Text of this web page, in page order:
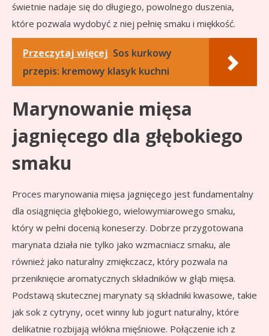
świetnie nadaje się do długiego, powolnego duszenia,
które pozwala wydobyć z niej pełnię smaku i miękkość.
Przeczytaj więcej Sos kurkowy
przepis: kremowy klasyk kuchni
Marynowanie mięsa
jagnięcego dla głębokiego
smaku
Proces marynowania mięsa jagnięcego jest fundamentalny
dla osiągnięcia głębokiego, wielowymiarowego smaku,
który w pełni docenią koneserzy. Dobrze przygotowana
marynata działa nie tylko jako wzmacniacz smaku, ale
również jako naturalny zmiękczacz, który pozwala na
przeniknięcie aromatycznych składników w głąb mięsa.
Podstawą skutecznej marynaty są składniki kwasowe, takie
jak sok z cytryny, ocet winny lub jogurt naturalny, które
delikatnie rozbijają włókna mięśniowe. Połączenie ich z